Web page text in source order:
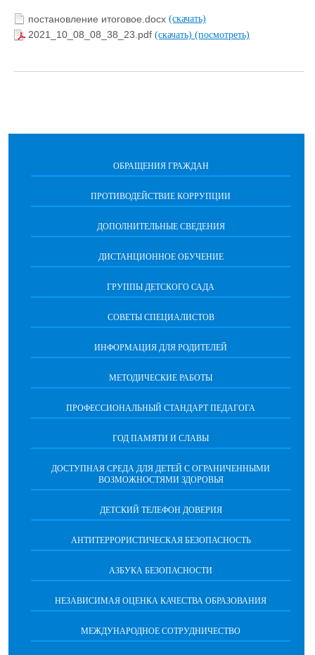
постановление итоговое.docx (скачать)
2021_10_08_08_38_23.pdf (скачать) (посмотреть)
ОБРАЩЕНИЯ ГРАЖДАН
ПРОТИВОДЕЙСТВИЕ КОРРУПЦИИ
ДОПОЛНИТЕЛЬНЫЕ СВЕДЕНИЯ
ДИСТАНЦИОННОЕ ОБУЧЕНИЕ
ГРУППЫ ДЕТСКОГО САДА
СОВЕТЫ СПЕЦИАЛИСТОВ
ИНФОРМАЦИЯ ДЛЯ РОДИТЕЛЕЙ
МЕТОДИЧЕСКИЕ РАБОТЫ
ПРОФЕССИОНАЛЬНЫЙ СТАНДАРТ ПЕДАГОГА
ГОД ПАМЯТИ И СЛАВЫ
ДОСТУПНАЯ СРЕДА ДЛЯ ДЕТЕЙ С ОГРАНИЧЕННЫМИ
ВОЗМОЖНОСТЯМИ ЗДОРОВЬЯ
ДЕТСКИЙ ТЕЛЕФОН ДОВЕРИЯ
АНТИТЕРРОРИСТИЧЕСКАЯ БЕЗОПАСНОСТЬ
АЗБУКА БЕЗОПАСНОСТИ
НЕЗАВИСИМАЯ ОЦЕНКА КАЧЕСТВА ОБРАЗОВАНИЯ
МЕЖДУНАРОДНОЕ СОТРУДНИЧЕСТВО